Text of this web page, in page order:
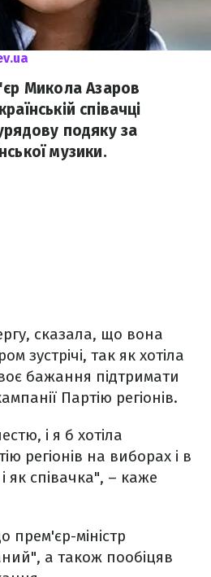
Микола Азаров
співачці
подяку за
музики.
сказала, що вона
зустрічі, так як хотіла
бажання підтримати
Партію регіонів.
і я б хотіла
регіонів на виборах і в
як співачка", – каже
прем'єр-міністр
а також пообіцяв